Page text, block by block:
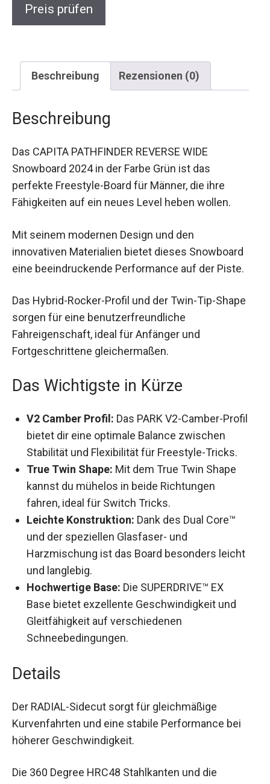
Preis prüfen
Beschreibung Rezensionen (0)
Beschreibung
Das CAPITA PATHFINDER REVERSE WIDE
Snowboard 2024 in der Farbe Grün ist das
perfekte Freestyle-Board für Männer, die ihre
Fähigkeiten auf ein neues Level heben wollen.
Mit seinem modernen Design und den
innovativen Materialien bietet dieses Snowboard
eine beeindruckende Performance auf der Piste.
Das Hybrid-Rocker-Profil und der Twin-Tip-Shape
sorgen für eine benutzerfreundliche
Fahreigenschaft, ideal für Anfänger und
Fortgeschrittene gleichermaßen.
Das Wichtigste in Kürze
V2 Camber Profil: Das PARK V2-Camber-Profil
bietet dir eine optimale Balance zwischen
Stabilität und Flexibilität für Freestyle-Tricks.
True Twin Shape: Mit dem True Twin Shape
kannst du mühelos in beide Richtungen
fahren, ideal für Switch Tricks.
Leichte Konstruktion: Dank des Dual Core™
und der speziellen Glasfaser- und
Harzmischung ist das Board besonders leicht
und langlebig.
Hochwertige Base: Die SUPERDRIVE™ EX
Base bietet exzellente Geschwindigkeit und
Gleitfähigkeit auf verschiedenen
Schneebedingungen.
Details
Der RADIAL-Sidecut sorgt für gleichmäßige
Kurvenfahrten und eine stabile Performance bei
höherer Geschwindigkeit.
Die 360 Degree HRC48 Stahlkanten und die